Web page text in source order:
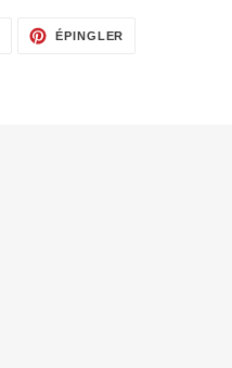
TWEETERÉPINGLER